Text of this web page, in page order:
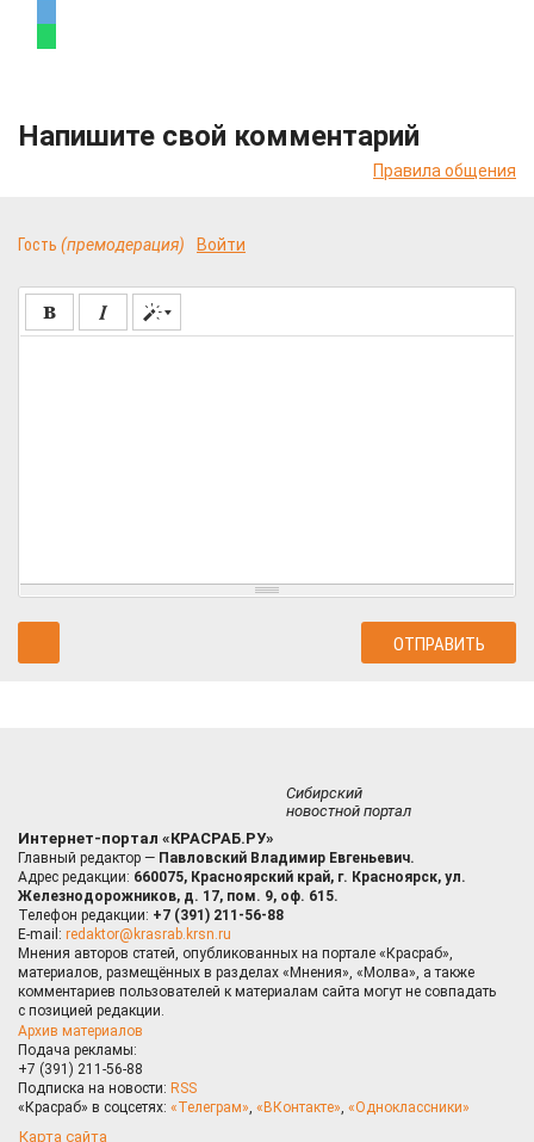
Напишите свой комментарий
Правила общения
Гость (премодерация) Войти
Сибирский
новостной портал
Интернет-портал «КРАСРАБ.РУ»
Главный редактор — Павловский Владимир Евгеньевич.
Адрес редакции: 660075, Красноярский край, г. Красноярск, ул.
Железнодорожников, д. 17, пом. 9, оф. 615.
Телефон редакции: +7 (391) 211-56-88
E-mail: redaktor@krasrab.krsn.ru
Мнения авторов статей, опубликованных на портале «Красраб»,
материалов, размещённых в разделах «Мнения», «Молва», а также
комментариев пользователей к материалам сайта могут не совпадать
с позицией редакции.
Архив материалов
Подача рекламы:
+7 (391) 211-56-88
Подписка на новости: RSS
«Красраб» в соцсетях: «Телеграм», «ВКонтакте», «Одноклассники»
Карта сайта